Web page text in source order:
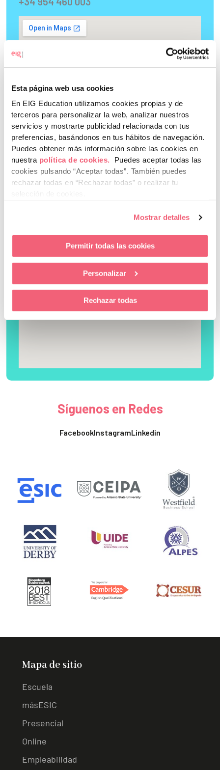
Esta página web usa cookies
En EIG Education utilizamos cookies propias y de
terceros para personalizar la web, analizar nuestros
servicios y mostrarte publicidad relacionada con tus
preferencias, basándonos en tus hábitos de navegación.
Puedes obtener más información sobre las cookies en
nuestra política de cookies.
Puedes aceptar todas las
cookies pulsando “Aceptar todas”. También puedes
rechazar todas en “Rechazar todas” o realizar tu
Mostrar detalles
Permitir todas las cookies
Personalizar
Rechazar todas
+34 952 02 03 69
Síguenos en Redes
FacebookInstagramLinkedin
Mapa de sitio
Escuela
másESIC
Presencial
Online
Empleabilidad